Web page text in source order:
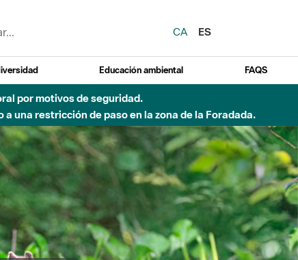
CA ES
Educación ambiental FAQS
por motivos de seguridad.
una restricción de paso en la zona de la Foradada.